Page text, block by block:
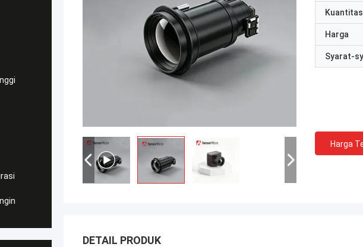
Harga
Syarat-
Harga
DETAIL PRODUK